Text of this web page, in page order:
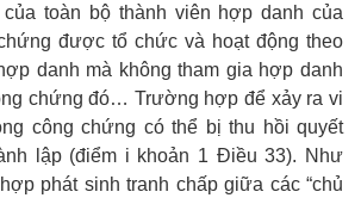
toàn bộ thành viên hợp danh của
được tổ chức và hoạt động theo
danh mà không tham gia hợp danh
chứng đó… Trường hợp để xảy ra vi
công chứng có thể bị thu hồi quyết
lập (điểm i khoản 1 Điều 33). Như
phát sinh tranh chấp giữa các “chủ